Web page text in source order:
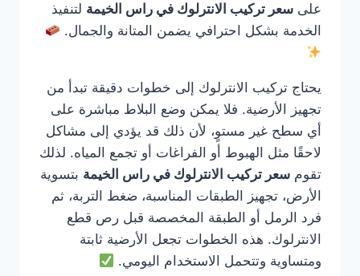
على سعر تركيب الانترلوك في راس الخيمة لتنفيذ
الخدمة بشكل احترافي يضمن المتانة والجمال.
يحتاج تركيب الانترلوك إلى خطوات دقيقة تبدأ من
تجهيز الأرضية. فلا يمكن وضع البلاط مباشرة على
أي سطح غير مستوٍ، لأن ذلك قد يؤدي إلى مشاكل
لاحقًا مثل الهبوط أو الفراغات أو تجمع المياه. لذلك
تقوم سعر تركيب الانترلوك في راس الخيمة بتسوية
الأرض، تجهيز الطبقات المناسبة، ضغط التربة، ثم
فرد الرمل أو الطبقة المخصصة قبل رص قطع
الانترلوك. هذه الخطوات تجعل الأرضية ثابتة
ومتساوية وتتحمل الاستخدام اليومي.